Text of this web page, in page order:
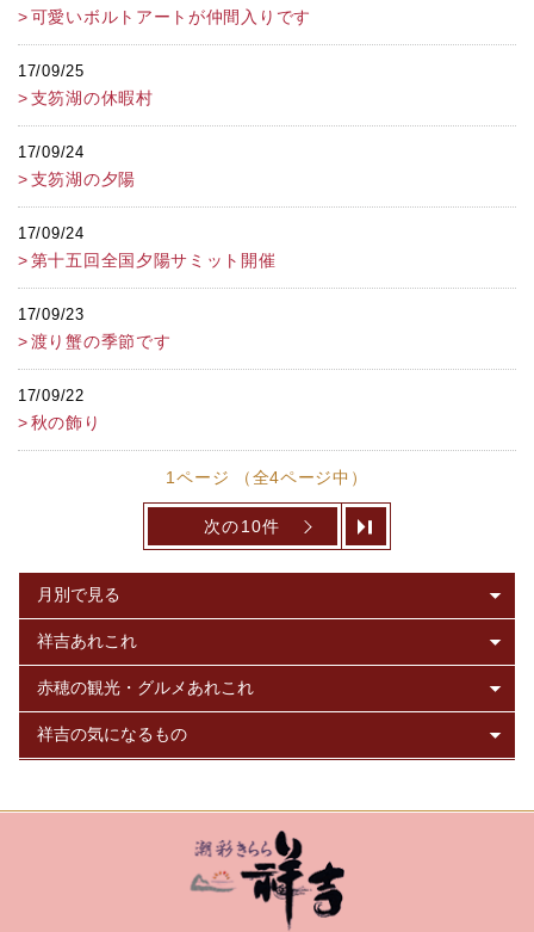
可愛いボルトアートが仲間入りです
17/09/25
支笏湖の休暇村
17/09/24
支笏湖の夕陽
17/09/24
第十五回全国夕陽サミット開催
17/09/23
渡り蟹の季節です
17/09/22
秋の飾り
1ページ （全4ページ中）
次の10件